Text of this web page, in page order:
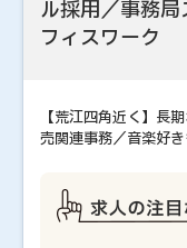
ル採用／事務
フィスワーク
【荒江四角近く】長
売関連事務／音楽好